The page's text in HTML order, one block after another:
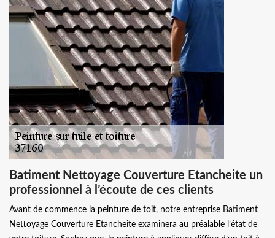
Batiment Nettoyage Couverture Etancheite un
professionnel à l’écoute de ces clients
Avant de commence la peinture de toit, notre entreprise Batiment
Nettoyage Couverture Etancheite examinera au préalable l’état de